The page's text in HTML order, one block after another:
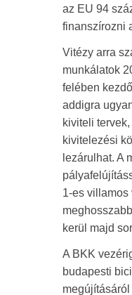
az EU 94
finanszírozni
Vitézy arra
munkálatok
felében
addigra
kiviteli
kivitelezési
lezárulhat. A
1-es villamos
kerül majd
A BKK
budapesti